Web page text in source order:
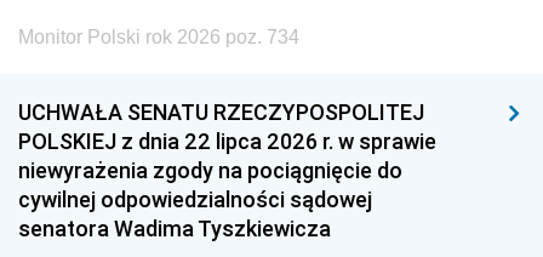
Monitor Polski rok 2026 poz. 734
UCHWAŁA SENATU RZECZYPOSPOLITEJ
POLSKIEJ z dnia 22 lipca 2026 r. w sprawie
niewyrażenia zgody na pociągnięcie do
cywilnej odpowiedzialności sądowej
senatora Wadima Tyszkiewicza